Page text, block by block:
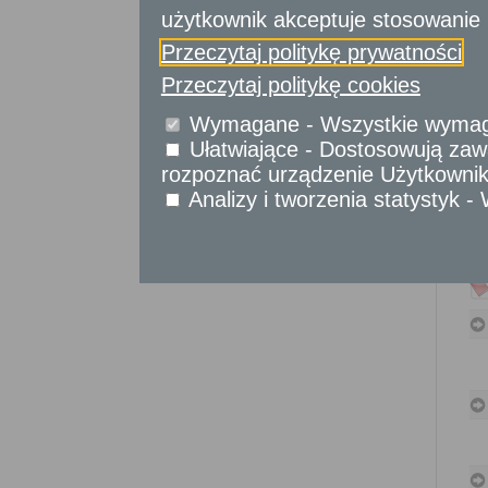
Sprawy obywatelskie
Udostępnianie informacji publicznej
Urząd Stanu Cywilnego
dla przedsiębiorców
Usługidla instytucji,
urzędów
użytkownik akceptuje stosowanie
Przeczytaj politykę prywatności
Przeczytaj politykę cookies
Wymagane - Wszystkie
Ułatwiające - Dostosowują
rozpoznać urządzenie
Analizy i tworzenia statystyk -